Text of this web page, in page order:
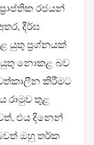
රජයන්
දීර්ඝ
යුතු ප්‍රශ්නයක්
නොකළ බව
කිරීමට
රාමුව තුළ
එය දිනෙන්
ඔහු තර්ක